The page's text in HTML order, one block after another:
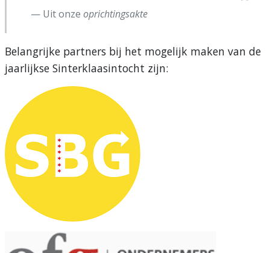
Uit onze oprichtingsakte
Belangrijke partners bij het mogelijk maken van de
jaarlijkse Sinterklaasintocht zijn: